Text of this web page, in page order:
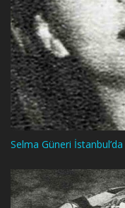
Selma Güneri İstanbul’da